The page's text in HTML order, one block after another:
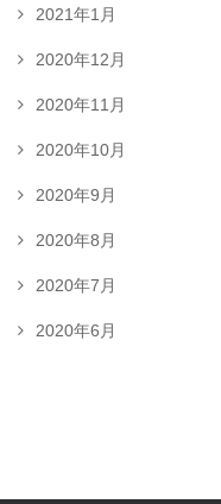
2021年1月
2020年12月
2020年11月
2020年10月
2020年9月
2020年8月
2020年7月
2020年6月